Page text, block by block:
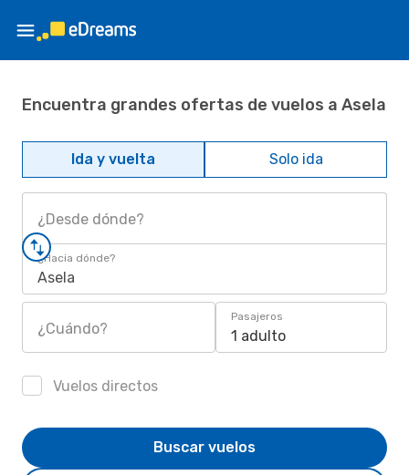
Encuentra grandes ofertas de vuelos a Asela
Ida y vuelta Solo ida
¿Desde dónde?
¿Hacia dónde?
Asela
¿Cuándo?
Pasajeros
1 adulto
Vuelos directos
Buscar vuelos